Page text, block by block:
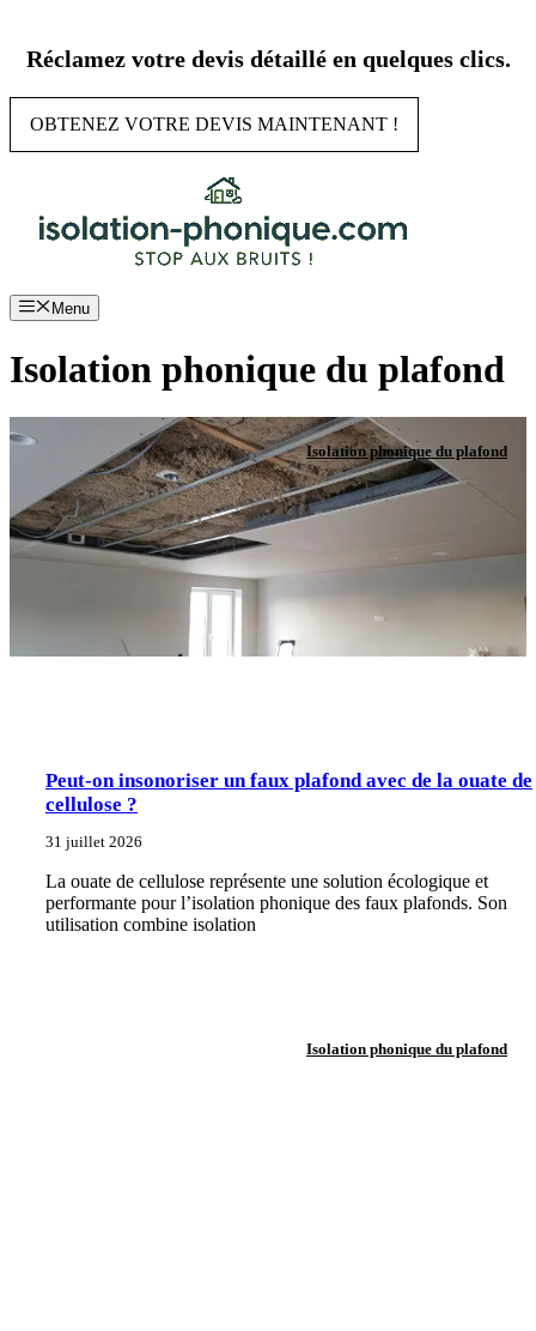
contenu
Réclamez votre devis détaillé en quelques clics.
OBTENEZ VOTRE DEVIS MAINTENANT !
Menu
Isolation phonique du plafond
Isolation phonique du plafond
Peut-on insonoriser un faux plafond avec de la ouate de
cellulose ?
31 juillet 2026
La ouate de cellulose représente une solution écologique et
performante pour l’isolation phonique des faux plafonds. Son
utilisation combine isolation
Isolation phonique du plafond